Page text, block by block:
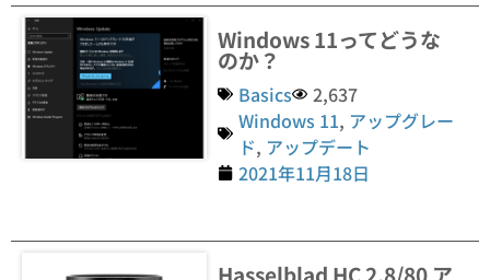
Windows 11ってどうな
のか？
Basics
2,637
Windows 11, アップグレー
ド, アップデート
2021年11月18日
Hasselblad HC 2,8/80 ア